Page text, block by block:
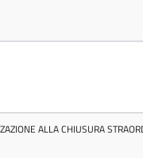
ALLA CHIUSURA